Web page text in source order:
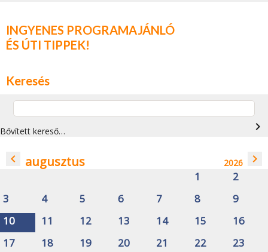
INGYENES PROGRAMAJÁNLÓ
ÉS ÚTI TIPPEK!
Keresés
Bővített kereső… navigate_next
navigate_before augusztus 2026 navigate_next
1
2
3
4 5 6 7 8
9
10
11 12 13 14 15
16
17
18 19 20 21 22 23